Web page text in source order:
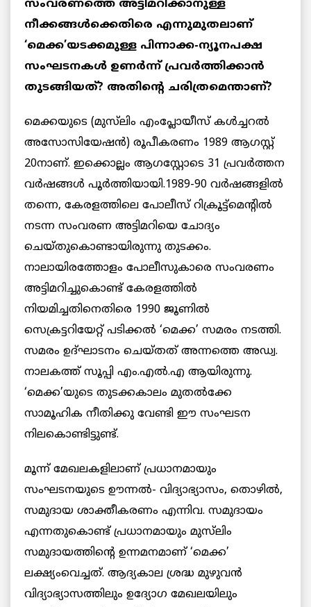
സംവരണത്തെ അട്ടിമറിക്കാനുള്ള
നീക്കങ്ങൾക്കെതിരെ എന്നുമുതലാണ്
‘മെക്ക’യടക്കമുള്ള പിന്നാക്ക-ന്യൂനപക്ഷ
സംഘടനകള്‍ ഉണര്‍ന്ന് പ്രവര്‍ത്തിക്കാന്‍
തുടങ്ങിയത്? അതിന്റെ ചരിത്രമെന്താണ്?
മെക്കയുടെ (മുസ്‌ലിം എംപ്ലോയീസ് കൾച്ചറൽ
അസോസിയേഷൻ) രൂപീകരണം 1989 ആഗസ്റ്റ്
20നാണ്. ഇക്കൊല്ലം ആഗസ്റ്റോടെ 31 പ്രവർത്തന
വര്‍ഷങ്ങൾ പൂര്‍ത്തിയായി.1989-90 വര്‍ഷങ്ങളില്‍
തന്നെ, കേരളത്തിലെ പോലീസ് റിക്രൂട്ട്മെന്റില്‍
നടന്ന സംവരണ അട്ടിമറിയെ ചോദ്യം
ചെയ്തുകൊണ്ടായിരുന്നു തുടക്കം.
നാലായിരത്തോളം പോലീസുകാരെ സംവരണം
അട്ടിമറിച്ചുകൊണ്ട് കേരളത്തില്‍
നിയമിച്ചതിനെതിരെ 1990 ജൂണില്‍
സെക്രട്ടറിയേറ്റ് പടിക്കല്‍ ‘മെക്ക’ സമരം നടത്തി.
സമരം ഉദ്ഘാടനം ചെയ്തത് അന്നത്തെ അഡ്വ.
നാലകത്ത് സൂപ്പി എം.എല്‍.എ ആയിരുന്നു.
‘മെക്ക’യുടെ തുടക്കകാലം മുതൽക്കേ
സാമൂഹിക നീതിക്കു വേണ്ടി ഈ സംഘടന
നിലകൊണ്ടിട്ടുണ്ട്.
മൂന്ന് മേഖലകളിലാണ് പ്രധാനമായും
സംഘടനയുടെ ഊന്നല്‍- വിദ്യാഭ്യാസം, തൊഴിൽ,
സമുദായ ശാക്തീകരണം എന്നിവ. സമുദായം
എന്നതുകൊണ്ട് പ്രധാനമായും മുസ്‌ലിം
സമുദായത്തിന്റെ ഉന്നമനമാണ് ‘മെക്ക’
ലക്ഷ്യംവെച്ചത്. ആദ്യകാല ശ്രദ്ധ മുഴുവന്‍
വിദ്യാഭ്യാസത്തിലും ഉദ്യോഗ മേഖലയിലും